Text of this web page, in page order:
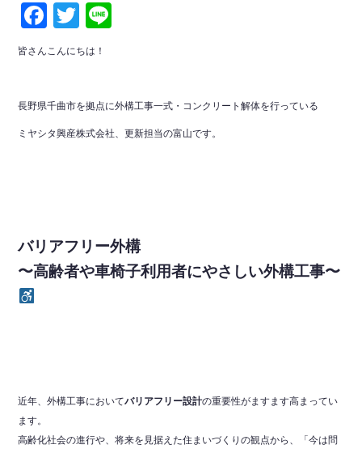
Facebook
Twitter
皆さんこんにちは！
長野県千曲市を拠点に外構工事一式・コンクリート解体を行っている
ミヤシタ興産株式会社、更新担当の富山です。
バリアフリー外構
〜高齢者や車椅子利用者にやさしい外構工事〜
近年、外構工事においてバリアフリー設計の重要性がますます高まってい
ます。
高齢化社会の進行や、将来を見据えた住まいづくりの観点から、「今は問